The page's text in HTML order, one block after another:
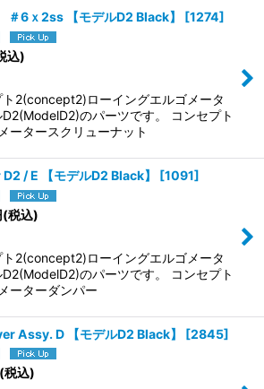
6ｘ2ss 【モデルD2 Black】 [1274]
込)
ト2(concept2)ローイングエルゴメータ
D2(ModelD2)のパーツです。 コンセプト
ータースクリューナット
/ E 【モデルD2 Black】 [1091]
(税込)
ト2(concept2)ローイングエルゴメータ
D2(ModelD2)のパーツです。 コンセプト
ーターダンパー
Assy. D 【モデルD2 Black】 [2845]
(税込)